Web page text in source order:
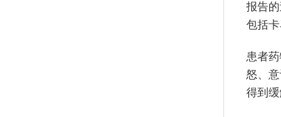
报告
包括
患者
怒、
得到缓